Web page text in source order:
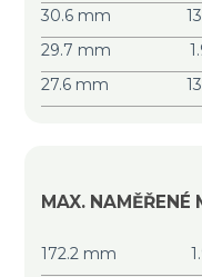
30.6 mm
29.7 mm
27.6 mm
MAX. NAMĚŘENÉ
172.2 mm